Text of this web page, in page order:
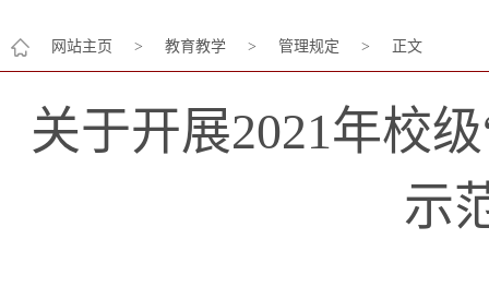
网站主页 > 教育教学 > 管理规定 > 正文
关于开展2021年校
示